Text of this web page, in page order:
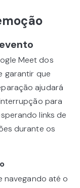
Meet dos
garantir que
ajudará
para
links de
durante os
navegando até o